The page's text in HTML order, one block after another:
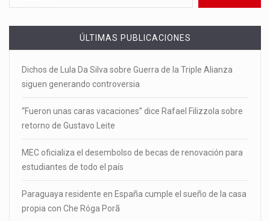
ÚLTIMAS PUBLICACIONES
Dichos de Lula Da Silva sobre Guerra de la Triple Alianza
siguen generando controversia
“Fueron unas caras vacaciones” dice Rafael Filizzola sobre
retorno de Gustavo Leite
MEC oficializa el desembolso de becas de renovación para
estudiantes de todo el país
Paraguaya residente en España cumple el sueño de la casa
propia con Che Róga Porã